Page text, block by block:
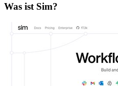
Was ist Sim?